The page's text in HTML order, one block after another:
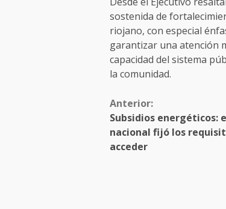
sostenida de
riojano, con especial
garantizar una atención
capacidad del sistema
la comunidad.
Anterior:
Subsidios energéticos:
nacional fijó los
acceder